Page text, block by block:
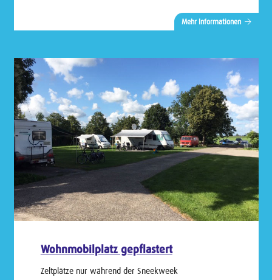
Mehr Informationen
Wohnmobilplatz gepflastert
Zeltplätze nur während der Sneekweek